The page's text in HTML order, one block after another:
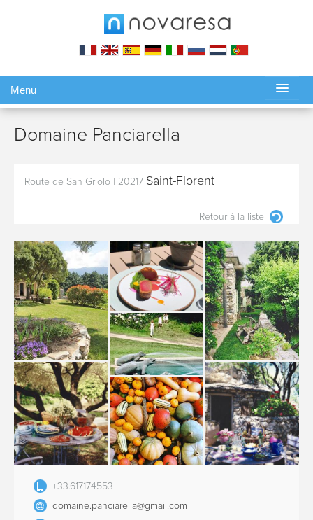
Menu
Domaine Panciarella
Route de San Griolo 20217 Saint-Florent
Retour à la liste
+33.617174553
domaine.panciarella@gmail.com